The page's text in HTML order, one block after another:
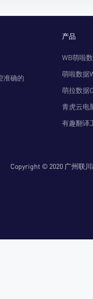
准确的
产品
WB萌啦
萌啦数据
萌拉数据
青虎云电
有趣翻译
Copyright © 2020 广州联